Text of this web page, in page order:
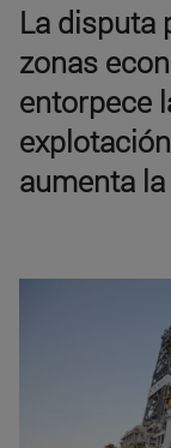
La disputa
zonas
entorpece
aumenta